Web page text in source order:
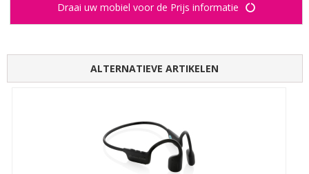
Draai uw mobiel voor de Prijs informatie
ALTERNATIEVE ARTIKELEN